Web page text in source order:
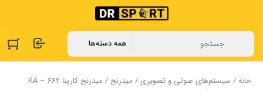
خانه/ سیستم‌های صوتی و تصویری/ میدرنج / میدرنج کارینا KA – 662